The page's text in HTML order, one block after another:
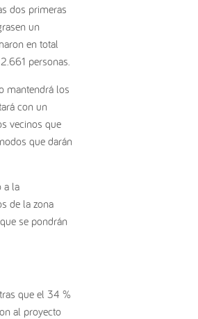
dos primeras
un
en total
personas.
mantendrá los
con un
vecinos que
que darán
a la
de la zona
se pondrán
que el 34 %
al proyecto